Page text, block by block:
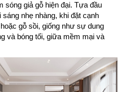
sóng giả gỗ hiện đại. Tựa đầu
nhẹ nhàng, khi đặt cạnh
gỗ sồi, giống như sự dung
và bóng tối, giữa mềm mại và